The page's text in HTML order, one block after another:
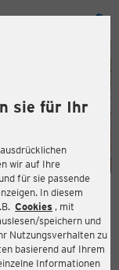
sie für Ihr
wir auf Ihre
für sie passende
In diesem
Cookies , mit
speichern und
Nutzungsverhalten zu
basierend auf Ihrem
Informationen